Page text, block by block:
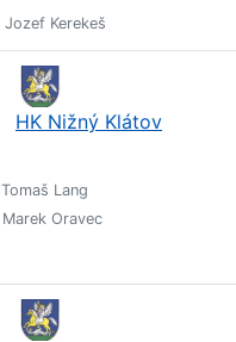
Jozef Kerekeš
HK Nižný Klátov
Tomaš Lang
Marek Oravec